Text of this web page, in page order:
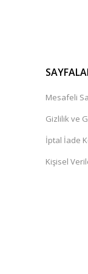
Mesafeli
Gizlilik ve
İptal İade
Kişisel